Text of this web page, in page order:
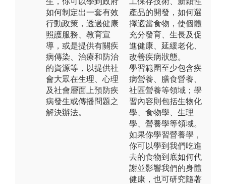
如何制定出一套有效
行動政策，透過健康
照護服務、教育宣
導，或是提供有關疾
病傳染、治療和防治
的資源等，以提供社
會大眾在生理、心理
及社會層面上預防疾
病發生或傳播問題之
解決辦法。
產品的開發，如何選
擇適當食物，使個體
充分發育、生長及促
進健康、延緩老化、
改善疾病狀態。
學習範圍至少包含疾
病營養、膳食營養、
社區營養等領域；學
習內容則包括生物化
學、食物學、生理
學、營養學等領域。
如果你學習營養學，
你可以學到我們吃進
去的食物到底如何代
謝並影響我們的身體
健康，也可研究隨著